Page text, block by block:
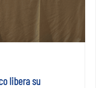
libera su